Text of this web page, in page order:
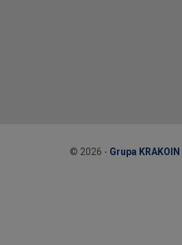
© 2026 - Grupa KRAKOIN